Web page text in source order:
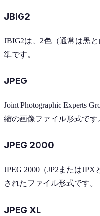
JBIG2
JBIG2は、2色（通常は黒
準です。
JPEG
Joint Photographic Experts
縮の画像ファイル形式です
JPEG 2000
JPEG 2000（JP2または
されたファイル形式です。
JPEG XL